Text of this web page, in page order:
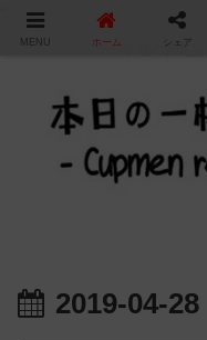
カップ麺の新商品
2019-04-28
MENU ホーム シェア